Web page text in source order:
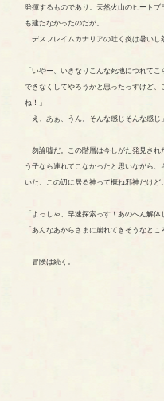
発揮するものであり。天然火山のヒート
も建たなかったのだが。
デスフレイムカナリアの吐く炎は暑いし
「いやー、いきなりこんな死地につれて
できなくしてやろうかと思ったっすけど
ね！」
「え、あぁ、うん。そんな感じそんな感じ」
勿論嘘だ。この階層は今しがた発見され
う子なら連れてこなかったと思いながら
いた。この辺に居る神って概ね邪神だけど。
「よっしゃ、早速探索っす！あのへん解体
「あんなあからさまに崩れてきそうなと
冒険は続く。